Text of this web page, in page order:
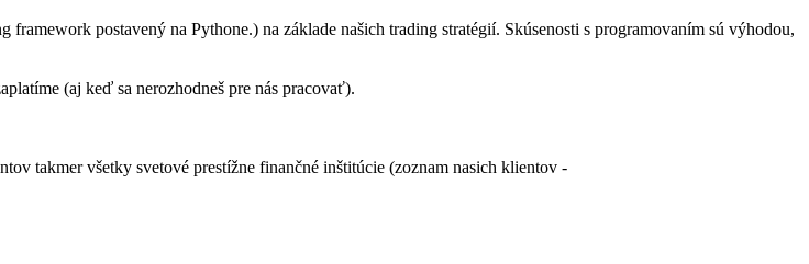
postavený na Pythone.) na základe našich trading stratégií. Skúsenosti s programovaním sú výhodou,
(aj keď sa nerozhodneš pre nás pracovať).
takmer všetky svetové prestížne finančné inštitúcie (zoznam nasich klientov -